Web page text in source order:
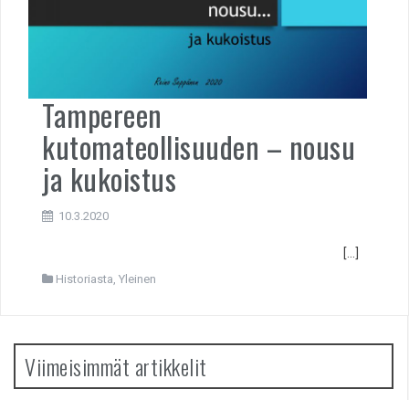
Tampereen
kutomateollisuuden – nousu
ja kukoistus
10.3.2020
[…]
Historiasta Yleinen
Viimeisimmät artikkelit